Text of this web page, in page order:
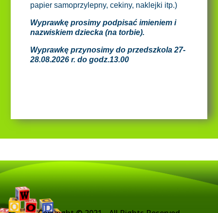
papier samoprzylepny, cekiny, naklejki itp.)
Wyprawkę prosimy podpisać imieniem i
nazwiskiem dziecka (na torbie).
Wyprawkę przynosimy do przedszkola 27-
28.08.2026 r. do godz.13.00